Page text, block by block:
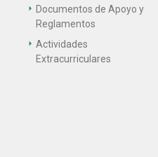
Documentos de Apoyo y
Reglamentos
Actividades
Extracurriculares